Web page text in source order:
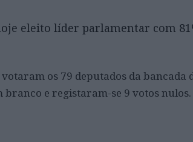
eleito líder parlamentar com
os 79 deputados da bancada
branco e registaram-se 9 votos nulos.